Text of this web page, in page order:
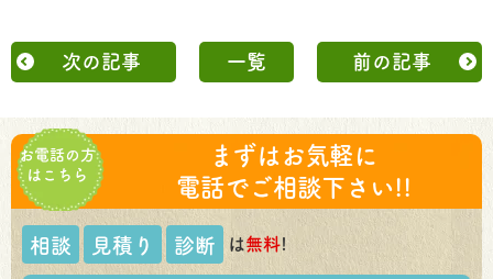
次の記事 一覧 前の記事
お電話の方
はこちら
まずはお気軽に
電話でご相談下さい!!
相談 見積り 診断 は無料!